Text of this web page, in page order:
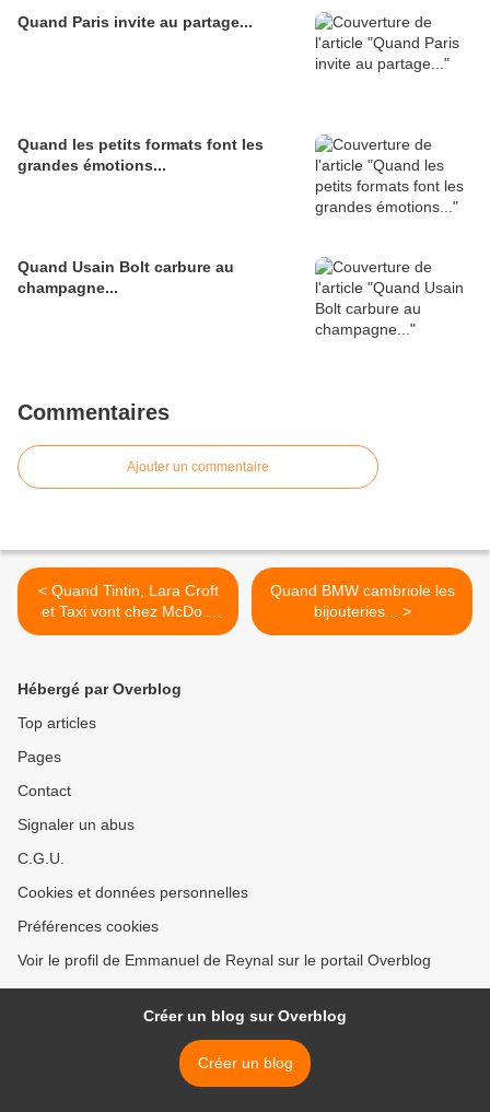
Quand Paris invite au partage...
Quand les petits formats font les
grandes émotions...
Quand Usain Bolt carbure au
champagne...
Commentaires
Ajouter un commentaire
< Quand Tintin, Lara Croft
et Taxi vont chez McDo...
comme ils sont.
Quand BMW cambriole les
bijouteries... >
Hébergé par Overblog
Top articles
Pages
Contact
Signaler un abus
C.G.U.
Cookies et données personnelles
Préférences cookies
Voir le profil de Emmanuel de Reynal sur le portail Overblog
Créer un blog sur Overblog
Créer un blog